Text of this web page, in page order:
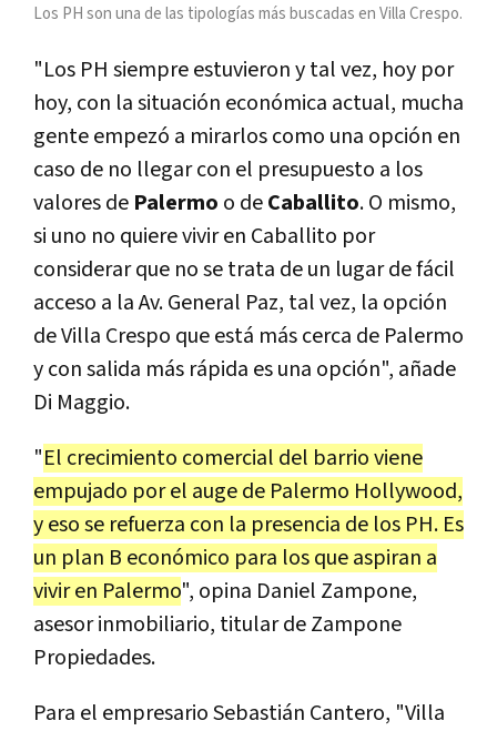
Los PH son una de las tipologías más buscadas en Villa Crespo.
"Los PH siempre estuvieron y tal vez, hoy por
hoy, con la situación económica actual, mucha
gente empezó a mirarlos como una opción en
caso de no llegar con el presupuesto a los
valores de Palermo o deCaballito. O mismo,
si uno no quiere vivir en Caballito por
considerar que no se trata de un lugar de fácil
acceso a la Av. General Paz, tal vez, la opción
de Villa Crespo que está más cerca de Palermo
y con salida más rápida es una opción", añade
Di Maggio.
"El crecimiento comercial del barrio viene
empujado por el auge de Palermo Hollywood,
y eso se refuerza con la presencia de los PH. Es
un plan B económico para los que aspiran a
vivir en Palermo", opina Daniel Zampone,
asesor inmobiliario, titular de Zampone
Propiedades.
Para el empresario Sebastián Cantero, "Villa